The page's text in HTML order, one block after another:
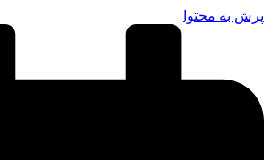
پرش به محتوا